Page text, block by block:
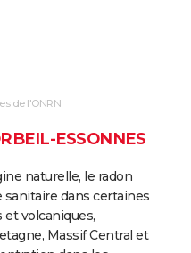
de l'ONRN
ESSONNES
naturelle, le radon
dans certaines
volcaniques,
Massif Central et